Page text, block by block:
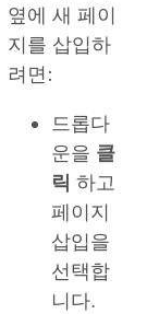
옆에 새 페이
지를 삽입하
려면:
드롭다
운을 클
릭 하고
페이지
삽입을
선택합
니다.